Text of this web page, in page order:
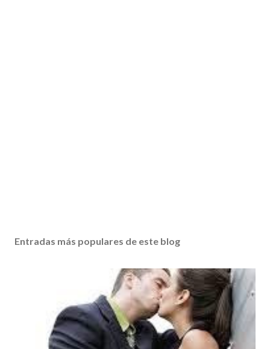
Entradas más populares de este blog